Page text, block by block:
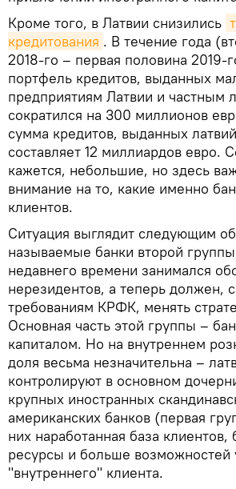
Кроме того, в Латвии снизились
кредитования . В течение года
2018-го – первая половина 2019-
портфель кредитов, выданных
предприятиям Латвии и частным
сократился на 300 миллионов
сумма кредитов, выданных
составляет 12 миллиардов евро.
кажется, небольшие, но здесь
внимание на то, какие именно
клиентов.
Ситуация выглядит следующим
называемые банки второй
недавнего времени занимался
нерезидентов, а теперь должен,
требованиям КРФК, менять
Основная часть этой группы –
капиталом. Но на внутреннем
доля весьма незначительна –
контролируют в основном
крупных иностранных
американских банков (первая
них наработанная база
ресурсы и больше возможностей
"внутреннего" клиента.